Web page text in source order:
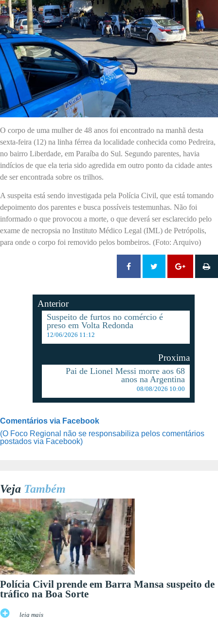
O corpo de uma mulher de 48 anos foi encontrado na manhã desta
sexta-feira (12) na linha férrea da localidade conhecida como Pedreira,
no bairro Liberdade, em Paraíba do Sul. Segundo parentes, havia
indícios de que ela teria sido agredida em outro ponto da cidade antes
de ser encontrada sobre os trilhos.
A suspeita está sendo investigada pela Polícia Civil, que está tomando
depoimento dos parentes e busca possíveis testemunhas. Não foi
informado o que provocou a morte, o que deverá ser esclarecido pelo
exame de necropsia no Instituto Médico Legal (IML) de Petrópolis,
para onde o corpo foi removido pelos bombeiros. (Foto: Arquivo)
Anterior
Suspeito de furtos no comércio é
preso em Volta Redonda
12/06/2026 11:12
Proxima
Pai de Lionel Messi morre aos 68
anos na Argentina
08/08/2026 10:00
Comentários via Facebook
(O Foco Regional não se responsabiliza pelos comentários
postados via Facebook)
Veja Também
Polícia Civil prende em Barra Mansa suspeito de
tráfico na Boa Sorte
leia mais